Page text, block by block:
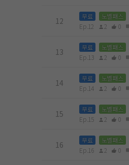
12 무료 노벨패스
Ep.12 2 0
13 무료 노벨패스
Ep.13 2 0
14 무료 노벨패스
Ep.14 2 0
15 무료 노벨패스
Ep.15 2 0
16 무료 노벨패스
Ep.16 2 0